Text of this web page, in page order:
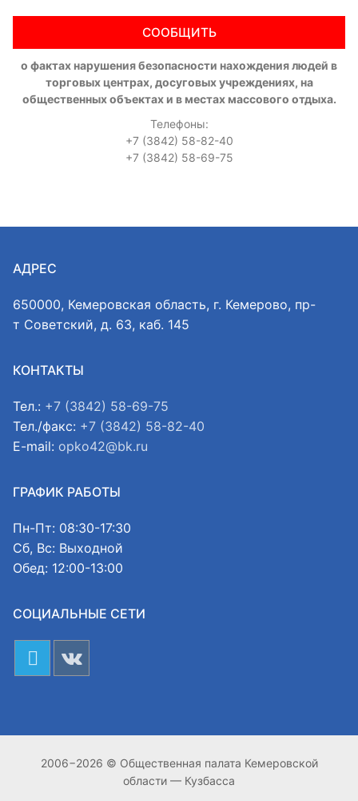
СООБЩИТЬ
о фактах нарушения безопасности нахождения людей в
торговых центрах, досуговых учреждениях, на
общественных объектах и в местах массового отдыха.
Телефоны:
+7 (3842) 58-82-40
+7 (3842) 58-69-75
АДРЕС
650000, Кемеровская область, г. Кемерово, пр-
т Советский, д. 63, каб. 145
КОНТАКТЫ
Тел.: +7 (3842) 58-69-75
Тел./факс: +7 (3842) 58-82-40
E-mail: opko42@bk.ru
ГРАФИК РАБОТЫ
Пн-Пт: 08:30-17:30
Сб, Вс: Выходной
Обед: 12:00-13:00
СОЦИАЛЬНЫЕ СЕТИ
2006−2026 © Общественная палата Кемеровской
области — Кузбасса